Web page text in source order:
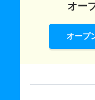
オー
オープ